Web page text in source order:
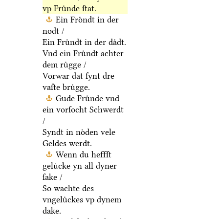
vp Fruͤnde ſtat.
Ein Froͤndt in der
nodt /
Ein Fruͤndt in der daͤdt.
Vnd ein Fruͤndt achter
dem ruͤgge /
Vorwar dat ſynt dre
vaſte bruͤgge.
Gude Fruͤnde vnd
ein vorſocht Schwerdt
/
Syndt in noͤden vele
Geldes werdt.
Wenn du heffſt
geluͤcke yn all dyner
ſake /
So wachte des
vngeluͤckes vp dynem
dake.